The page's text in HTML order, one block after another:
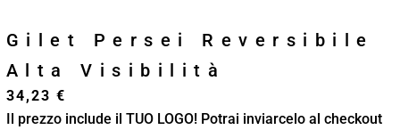
Gilet Persei Reversibile
Alta Visibilità
34,23 €
Il prezzo include il TUO LOGO! Potrai inviarcelo al checkout